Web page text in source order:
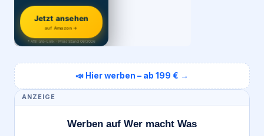
Jetzt ansehen
auf Amazon →
* Affiliate-Link · Preis Stand 06/2026
📣 Hier werben – ab 199 € →
ANZEIGE
Werben auf Wer macht Was